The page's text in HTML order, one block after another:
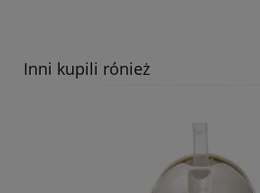
Inni kupili rónież